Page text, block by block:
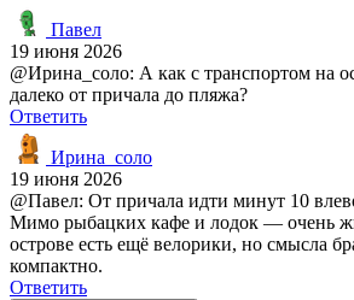
Павел
19 июня 2026
@Ирина_соло: А как с транспортом на
далеко от причала до пляжа?
Ответить
Ирина_соло
19 июня 2026
@Павел: От причала идти минут 10
Мимо рыбацких кафе и лодок — очень
острове есть ещё велорики, но смысла
компактно.
Ответить